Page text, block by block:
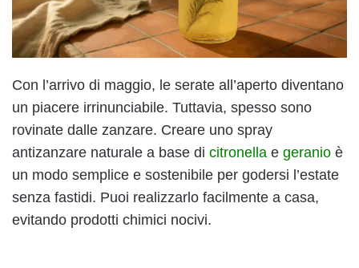
Con l’arrivo di maggio, le serate all’aperto diventano
un piacere irrinunciabile. Tuttavia, spesso sono
rovinate dalle zanzare. Creare uno spray
antizanzare naturale a base di citronella e geranio è
un modo semplice e sostenibile per godersi l’estate
senza fastidi. Puoi realizzarlo facilmente a casa,
evitando prodotti chimici nocivi.